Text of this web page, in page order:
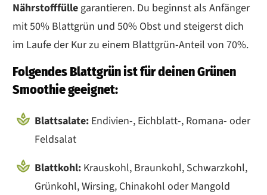
Nährstofffüllegarantieren. Du beginnst als Anfänger
mit 50% Blattgrün und 50% Obst und steigerst dich
im Laufe der Kur zu einem Blattgrün-Anteil von 70%.
Folgendes Blattgrün ist für deinen Grünen
Smoothie geeignet:
Blattsalate: Endivien-, Eichblatt-, Romana- oder
Feldsalat
Blattkohl: Krauskohl, Braunkohl, Schwarzkohl,
Grünkohl, Wirsing, Chinakohl oder Mangold